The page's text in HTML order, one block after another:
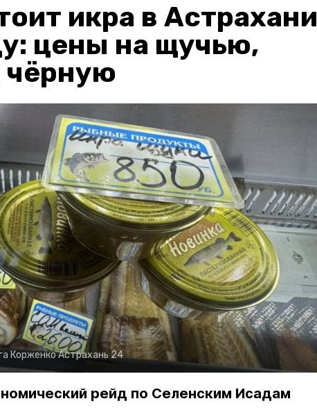
икра в Астрахани
цены на щучью,
чёрную
КорженкоАстрахань 24
рейд по Селенским Исадам